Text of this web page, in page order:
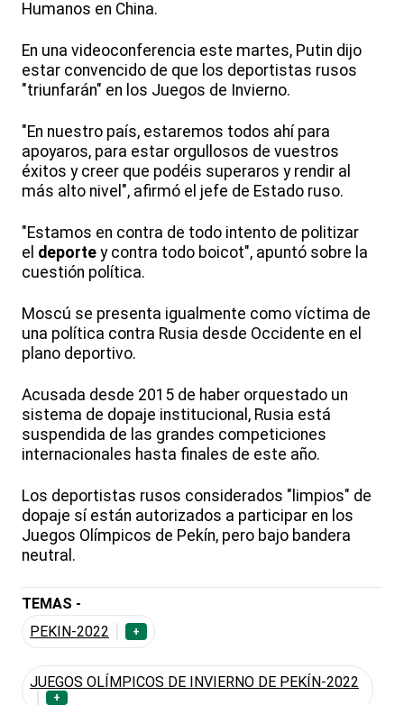
Humanos en China.
En una videoconferencia este martes, Putin dijo
estar convencido de que los deportistas rusos
"triunfarán" en los Juegos de Invierno.
"En nuestro país, estaremos todos ahí para
apoyaros, para estar orgullosos de vuestros
éxitos y creer que podéis superaros y rendir al
más alto nivel", afirmó el jefe de Estado ruso.
"Estamos en contra de todo intento de politizar
el deporte y contra todo boicot", apuntó sobre la
cuestión política.
Moscú se presenta igualmente como víctima de
una política contra Rusia desde Occidente en el
plano deportivo.
Acusada desde 2015 de haber orquestado un
sistema de dopaje institucional, Rusia está
suspendida de las grandes competiciones
internacionales hasta finales de este año.
Los deportistas rusos considerados "limpios" de
dopaje sí están autorizados a participar en los
Juegos Olímpicos de Pekín, pero bajo bandera
neutral.
TEMAS -
PEKIN-2022
+
JUEGOS OLÍMPICOS DE INVIERNO DE PEKÍN-2022
+